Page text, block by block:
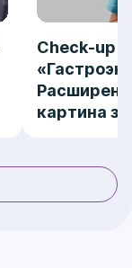
Check-up
картина